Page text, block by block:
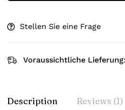
Stellen Sie eine Frage
Voraussichtliche Lieferung:
Description Reviews (1)